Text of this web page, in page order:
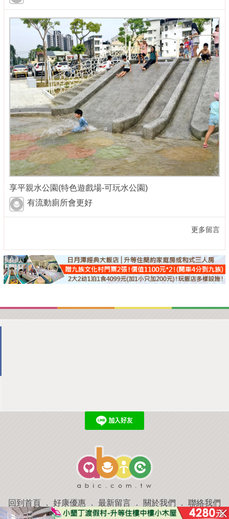
享平親水公園(特色遊戲場-可玩水公園)
有流動廁所會更好
更多留言
回到首頁 ． 好康優惠 ． 最新留言 ． 關於我們 ． 聯絡我們
部落格微件．商家合作．討論區．推薦景點． APP下載